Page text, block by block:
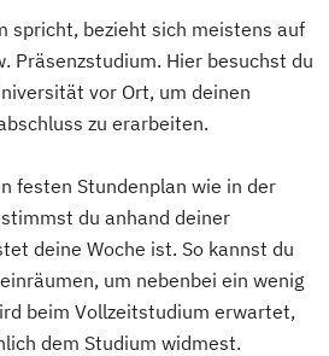
Pflege
für teil- und
sowie Kurzzeitpflege
im Pflegeheim
Pflegedienstes
die Ambulante Pflege
§ 7a SGB XI)
in Pflegeeinrichtungen
Wunde Praxisanleiter
Wundexperte
spricht, bezieht sich meistens auf
Präsenzstudium. Hier besuchst du
vor Ort, um deinen
zu erarbeiten.
festen Stundenplan wie in der
du anhand deiner
deine Woche ist. So kannst du
um nebenbei ein wenig
beim Vollzeitstudium erwartet,
dem Studium widmest.